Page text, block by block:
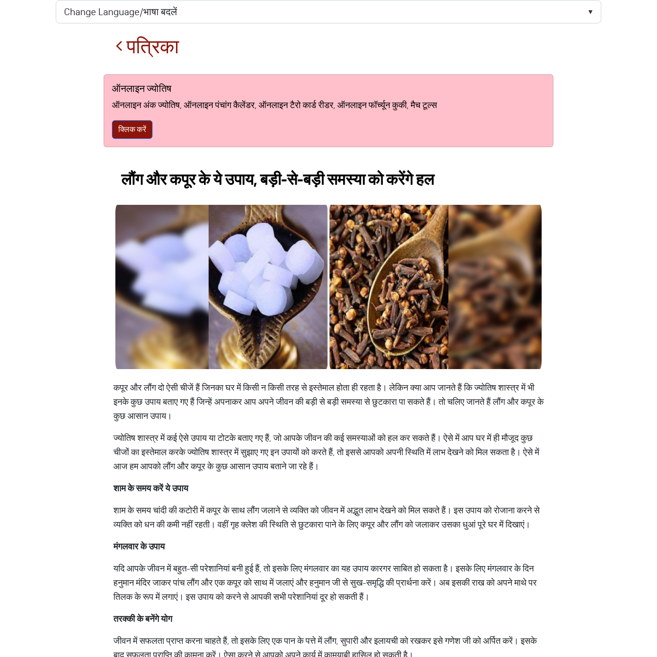
पत्रिका
ऑनलाइन ज्योतिष
ऑनलाइन अंक ज्योतिष, ऑनलाइन पंचांग कैलेंडर, ऑनलाइन टैरो कार्ड रीडर, ऑनलाइन फॉर्च्यून कुकी, मैच टूल्स
क्लिक करें
लौंग और कपूर के ये उपाय, बड़ी-से-बड़ी समस्या को करेंगे हल
कपूर और लौंग दो ऐसी चीजें हैं जिनका घर में किसी न किसी तरह से इस्तेमाल होता ही रहता है। लेकिन क्या आप जानते हैं कि ज्योतिष शास्त्र में भी
इनके कुछ उपाय बताए गए हैं जिन्हें अपनाकर आप अपने जीवन की बड़ी से बड़ी समस्या से छुटकारा पा सकते हैं। तो चलिए जानते हैं लौंग और कपूर के
कुछ आसान उपाय।
ज्योतिष शास्त्र में कई ऐसे उपाय या टोटके बताए गए हैं, जो आपके जीवन की कई समस्याओं को हल कर सकते हैं। ऐसे में आप घर में ही मौजूद कुछ
चीजों का इस्तेमाल करके ज्योतिष शास्त्र में सुझाए गए इन उपायों को करते हैं, तो इससे आपको अपनी स्थिति में लाभ देखने को मिल सकता है। ऐसे में
आज हम आपको लौंग और कपूर के कुछ आसान उपाय बताने जा रहे हैं।
शाम के समय करें ये उपाय
शाम के समय चांदी की कटोरी में कपूर के साथ लौंग जलाने से व्यक्ति को जीवन में अद्भुत लाभ देखने को मिल सकते हैं। इस उपाय को रोजाना करने से
व्यक्ति को धन की कमी नहीं रहती। वहीं गृह क्लेश की स्थिति से छुटकारा पाने के लिए कपूर और लौंग को जलाकर उसका धुआं पूरे घर में दिखाएं।
मंगलवार के उपाय
यदि आपके जीवन में बहुत-सी परेशानियां बनी हुई हैं, तो इसके लिए मंगलवार का यह उपाय कारगर साबित हो सकता है। इसके लिए मंगलवार के दिन
हनुमान मंदिर जाकर पांच लौंग और एक कपूर को साथ में जलाएं और हनुमान जी से सुख-समृद्धि की प्रार्थना करें। अब इसकी राख को अपने माथे पर
तिलक के रूप में लगाएं। इस उपाय को करने से आपकी सभी परेशानियां दूर हो सकती हैं।
तरक्की के बनेंगे योग
जीवन में सफलता प्राप्त करना चाहते हैं, तो इसके लिए एक पान के पत्ते में लौंग, सुपारी और इलायची को रखकर इसे गणेश जी को अर्पित करें। इसके